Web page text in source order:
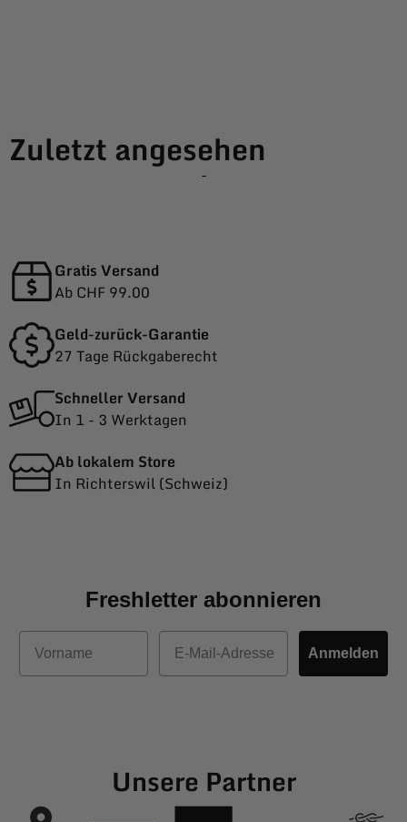
Zuletzt angesehen
-
Gratis Versand
Ab CHF 99.00
Geld-zurück-Garantie
27 Tage Rückgaberecht
Schneller Versand
In 1 - 3 Werktagen
Ab lokalem Store
In Richterswil (Schweiz)
Freshletter abonnieren
Vorname
E-Mail
Anmelden
Unsere Partner